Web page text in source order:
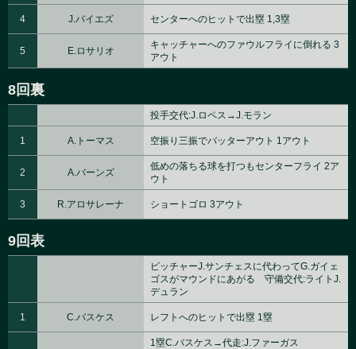
4 J.バイエズ センターへのヒットで出塁 1,3塁
5 E.ロサリオ
キャッチャーへのファウルフライに倒れる 3
アウト
8回裏
投手交代:J.ロペス→J.モラン
1 A.トーマス 空振り三振でバッターアウト 1アウト
2 A.バーンズ
低めの落ちる球を打つもセンターフライ 2ア
ウト
3 R.アロサレーナ ショートゴロ 3アウト
9回表
ピッチャーJ.サンチェスに代わってG.ガイェ
ゴスがマウンドにあがる 守備交代:ライトJ.
デュラン
1 C.バスケス レフトへのヒットで出塁 1塁
1塁C.バスケス→代走:J.ファーガス